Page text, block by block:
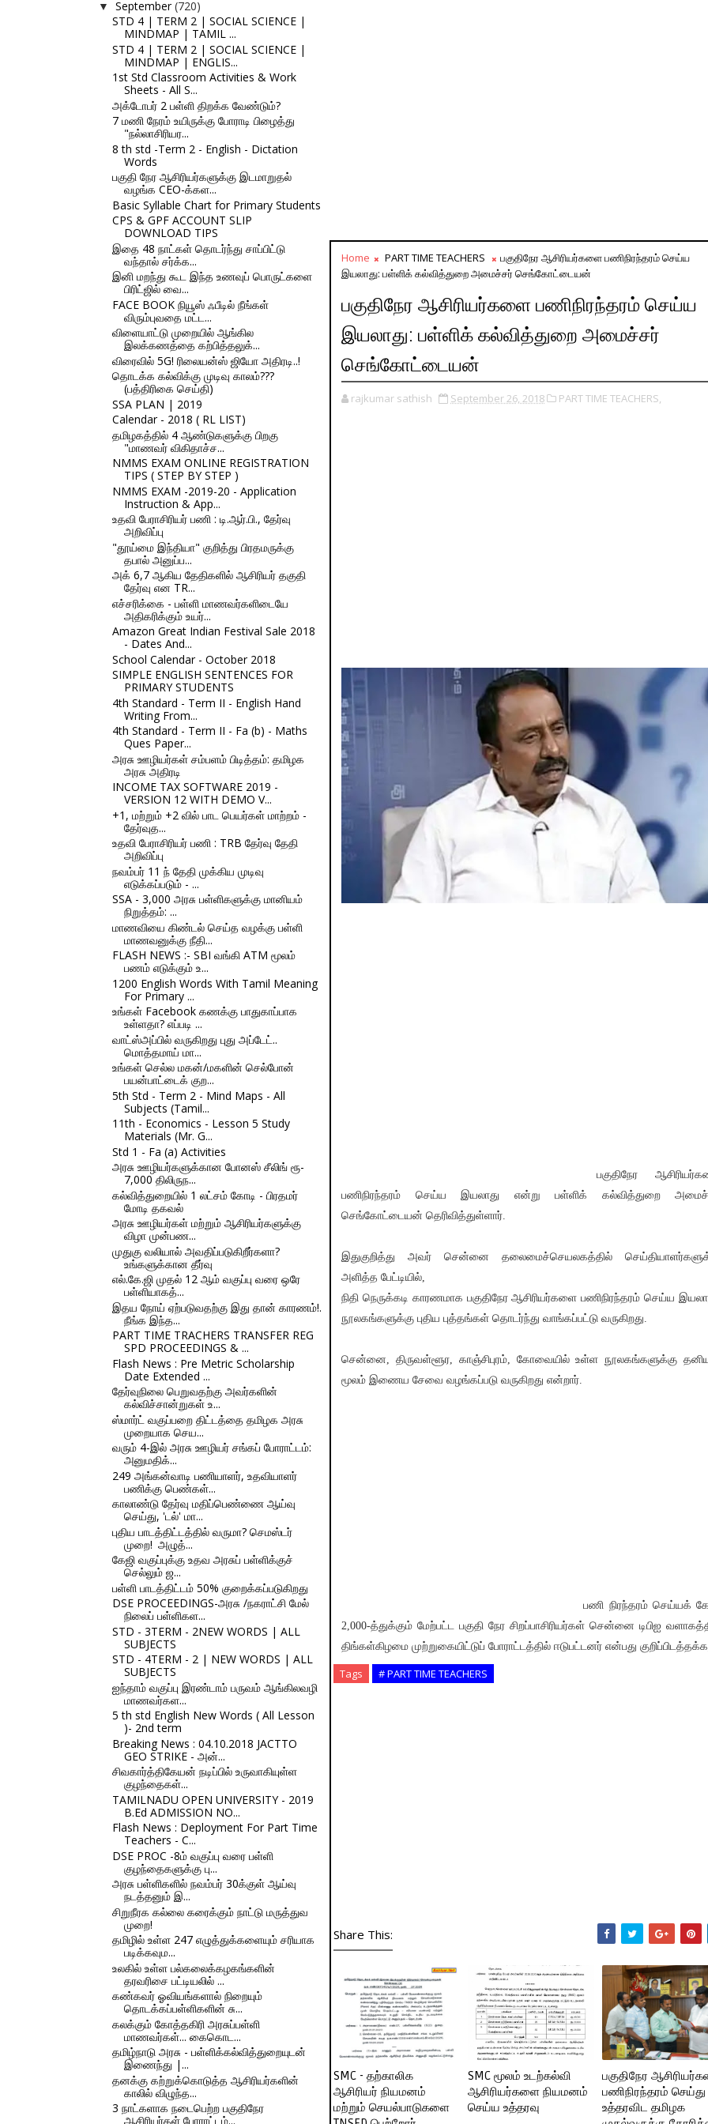
▼ September(720)
STD 4 | TERM 2 | SOCIAL SCIENCE |
MINDMAP | TAMIL ...
STD 4 | TERM 2 | SOCIAL SCIENCE |
MINDMAP | ENGLIS...
1st Std Classroom Activities & Work
Sheets - All S...
அக்டோபர் 2 பள்ளி திறக்க வேண்டும்?
7 மணி நேரம் உயிருக்கு போராடி பிழைத்து
"நல்லாசிரியர...
8 th std -Term 2 - English - Dictation
Words
பகுதி நேர ஆசிரியர்களுக்கு இடமாறுதல்
வழங்க CEO-க்கள...
Basic Syllable Chart for Primary Students
CPS & GPF ACCOUNT SLIP
DOWNLOAD TIPS
இதை 48 நாட்கள் தொடர்ந்து சாப்பிட்டு
வந்தால் சர்க்க...
இனி மறந்து கூட இந்த உணவுப் பொருட்களை
பிரிட்ஜில் வை...
FACE BOOK நியூஸ் ஃபீடில் நீங்கள்
விரும்புவதை மட்ட...
விளையாட்டு முறையில் ஆங்கில
இலக்கணத்தை கற்பித்தலுக்...
விரைவில் 5G! ரிலையன்ஸ் ஜியோ அதிரடி..!
தொடக்க கல்விக்கு முடிவு காலம்???
(பத்திரிகை செய்தி)
SSA PLAN | 2019
Calendar - 2018 ( RL LIST)
தமிழகத்தில் 4 ஆண்டுகளுக்கு பிறகு
"மாணவர் விகிதாச்ச...
NMMS EXAM ONLINE REGISTRATION
TIPS ( STEP BY STEP )
NMMS EXAM -2019-20 - Application
Instruction & App...
உதவி பேராசிரியர் பணி : டி.ஆர்.பி., தேர்வு
அறிவிப்பு
"தூய்மை இந்தியா" குறித்து பிரதமருக்கு
தபால் அனுப்ப...
அக் 6,7 ஆகிய தேதிகளில் ஆசிரியர் தகுதி
தேர்வு என TR...
எச்சரிக்கை - பள்ளி மாணவர்களிடையே
அதிகரிக்கும் உயர்...
Amazon Great Indian Festival Sale 2018
- Dates And...
School Calendar - October 2018
SIMPLE ENGLISH SENTENCES FOR
PRIMARY STUDENTS
4th Standard - Term II - English Hand
Writing From...
4th Standard - Term II - Fa (b) - Maths
Ques Paper...
அரசு ஊழியர்கள் சம்பளம் பிடித்தம்: தமிழக
அரசு அதிரடி
INCOME TAX SOFTWARE 2019 -
VERSION 12 WITH DEMO V...
+1, மற்றும் +2 வில் பாட பெயர்கள் மாற்றம் -
தேர்வுத...
உதவி பேராசிரியர் பணி : TRB தேர்வு தேதி
அறிவிப்பு
நவம்பர் 11 ந் தேதி முக்கிய முடிவு
எடுக்கப்படும் - ...
SSA - 3,000 அரசு பள்ளிகளுக்கு மானியம்
நிறுத்தம்: ...
மாணவியை கிண்டல் செய்த வழக்கு பள்ளி
மாணவனுக்கு நீதி...
FLASH NEWS :- SBI வங்கி ATM மூலம்
பணம் எடுக்கும் உ...
1200 English Words With Tamil Meaning
For Primary ...
உங்கள் Facebook கணக்கு பாதுகாப்பாக
உள்ளதா? எப்படி ...
வாட்ஸ்அப்பில் வருகிறது புது அப்டேட்..
மொத்தமாய் மா...
உங்கள் செல்ல மகன்/மகளின் செல்போன்
பயன்பாட்டைக் குற...
5th Std - Term 2 - Mind Maps - All
Subjects (Tamil...
11th - Economics - Lesson 5 Study
Materials (Mr. G...
Std 1 - Fa (a) Activities
அரசு ஊழியர்களுக்கான போனஸ் சீலிங் ரூ-
7,000 திலிருந...
கல்வித்துறையில் 1 லட்சம் கோடி - பிரதமர்
மோடி தகவல்
அரசு ஊழியர்கள் மற்றும் ஆசிரியர்களுக்கு
விழா முன்பண...
முதுகு வலியால் அவதிப்படுகிறீர்களா?
உங்களுக்கான தீர்வு
எல்.கே.ஜி முதல் 12 ஆம் வகுப்பு வரை ஒரே
பள்ளியாகத்...
இதய நோய் ஏற்படுவதற்கு இது தான் காரணம்!.
நீங்க இந்த...
PART TIME TRACHERS TRANSFER REG
SPD PROCEEDINGS & ...
Flash News : Pre Metric Scholarship
Date Extended ...
தேர்வுநிலை பெறுவதற்கு அவர்களின்
கல்விச்சான்றுகள் உ...
ஸ்மார்ட் வகுப்பறை திட்டத்தை தமிழக அரசு
முறையாக செய...
வரும் 4-இல் அரசு ஊழியர் சங்கப் போராட்டம்:
அனுமதிக்...
249 அங்கன்வாடி பணியாளர், உதவியாளர்
பணிக்கு பெண்கள்...
காலாண்டு தேர்வு மதிப்பெண்ணை ஆய்வு
செய்து, 'டல்' மா...
புதிய பாடத்திட்டத்தில் வருமா? செமஸ்டர்
முறை! அழுத்...
கேஜி வகுப்புக்கு உதவ அரசுப் பள்ளிக்குச்
செல்லும் ஜ...
பள்ளி பாடத்திட்டம் 50% குறைக்கப்படுகிறது
DSE PROCEEDINGS-அரசு /நகராட்சி மேல்
நிலைப் பள்ளிகள...
STD - 3TERM - 2NEW WORDS | ALL
SUBJECTS
STD - 4TERM - 2 | NEW WORDS | ALL
SUBJECTS
ஐந்தாம் வகுப்பு இரண்டாம் பருவம் ஆங்கிலவழி
மாணவர்கள...
5 th std English New Words ( All Lesson
)- 2nd term
Breaking News : 04.10.2018 JACTTO
GEO STRIKE - அன்...
சிவகார்த்திகேயன் நடிப்பில் உருவாகியுள்ள
குழந்தைகள்...
TAMILNADU OPEN UNIVERSITY - 2019
B.Ed ADMISSION NO...
Flash News : Deployment For Part Time
Teachers - C...
DSE PROC -8ம் வகுப்பு வரை பள்ளி
குழந்தைகளுக்கு பு...
அரசு பள்ளிகளில் நவம்பர் 30க்குள் ஆய்வு
நடத்தனும் இ...
சிறுநீரக கல்லை கரைக்கும் நாட்டு மருத்துவ
முறை!
தமிழில் உள்ள 247 எழுத்துக்களையும் சரியாக
படிக்கவும...
உலகில் உள்ள பல்கலைக்கழகங்களின்
தரவரிசை பட்டியலில் ...
கண்கவர் ஓவியங்களால் நிறையும்
தொடக்கப்பள்ளிகளின் சு...
கலக்கும் கோத்தகிரி அரசுப்பள்ளி
மாணவர்கள்... கைகொட...
தமிழ்நாடு அரசு - பள்ளிக்கல்வித்துறையுடன்
இணைந்து |...
தனக்கு கற்றுக்கொடுத்த ஆசிரியர்களின்
காலில் விழுந்த...
3 நாட்களாக நடைபெற்ற பகுதிநேர
ஆசிரியர்கள் போராட்டம்...
Home PART TIME TEACHERS
பகுதிநேர ஆசிரியர்களை பணிநிரந்தரம் செய்ய
இயலாது: பள்ளிக் கல்வித்துறை அமைச்சர் செங்கோட்டையன்
பகுதிநேர ஆசிரியர்களை பணிநிரந்தரம் செய்ய
இயலாது: பள்ளிக் கல்வித்துறை அமைச்சர்
செங்கோட்டையன்
rajkumar sathish September 26, 2018 PART TIME TEACHERS,
பகுதிநேர
பணிநிரந்தரம் செய்ய இயலாது என்று பள்ளிக் கல்வித்துறை
செங்கோட்டையன் தெரிவித்துள்ளார்.
இதுகுறித்து அவர் சென்னை தலைமைச்செயலகத்தில்
அளித்த பேட்டியில்,
நிதி நெருக்கடி காரணமாக பகுதிநேர ஆசிரியர்களை பணிநிரந்தரம் செய்ய
நூலகங்களுக்கு புதிய புத்தங்கள் தொடர்ந்து வாங்கப்பட்டு வருகிறது.
சென்னை, திருவள்ளூர, காஞ்சிபுரம், கோவையில் உள்ள நூலகங்களுக்கு
மூலம் இணைய சேவை வழங்கப்படு வருகிறது என்றார்.
பணி நிரந்தரம் செய்யக்
2,000-த்துக்கும் மேற்பட்ட பகுதி நேர சிறப்பாசிரியர்கள் சென்னை டிபிஐ
திங்கள்கிழமை முற்றுகையிட்டுப் போராட்டத்தில் ஈடுபட்டனர் என்பது
Tags # PART TIME TEACHERS
Share This:
SMC - தற்காலிக
ஆசிரியர் நியமனம்
மற்றும் செயல்பாடுகளை
SMC மூலம் உடற்கல்வி
ஆசிரியர்களை நியமனம்
செய்ய உத்தரவு
பகுதிநேர
பணிநிரந்தரம் செய்து
உத்தரவிட தமிழக